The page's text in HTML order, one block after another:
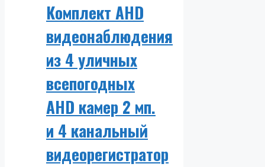
Комплект AHD
видеонаблюдения
из 4 уличных
всепогодных
AHD камер 2 мп.
и 4 канальный
видеорегистратор